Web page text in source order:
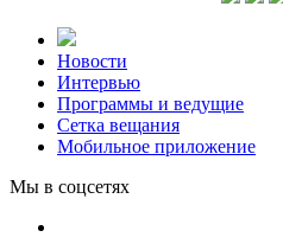
Новости
Интервью
Программы и ведущие
Сетка вещания
Мобильное приложение
Мы в соцсетях